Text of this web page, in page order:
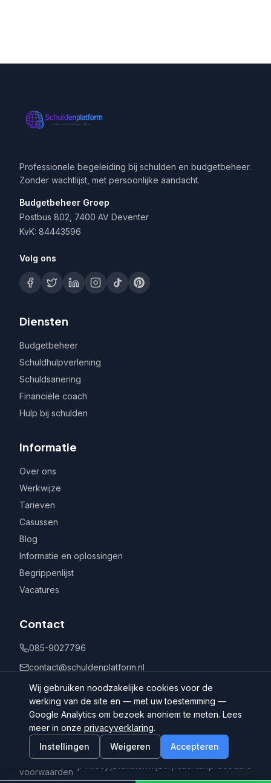
Professionele begeleiding bij schulden en budgetbeheer.
Zonder wachtlijst, met persoonlijke aandacht.
Budgetbeheer Groep
Postbus 802, 7400 AV Deventer
KvK: 84443596
Volg ons
Diensten
Budgetbeheer
Schuldhulpverlening
Schuldsanering
Financiële coach
Hulp bij schulden
Informatie
Over ons
Werkwijze
Tarieven
Casussen
Blog
Informatie en oplossingen
Begrippenlijst
Vacatures
Contact
085-9027796
contact@schuldenplatform.nl
Postbus 802, 7400 AV Deventer
©
Schuldenplatform.nl
Algemene
voorwaarden
Wij gebruiken noodzakelijke cookies voor de
werking van de site en — met uw toestemming —
Google Analytics om bezoek anoniem te meten. Lees
meer in onze privacyverklaring.
Instellingen
Weigeren Accepteren